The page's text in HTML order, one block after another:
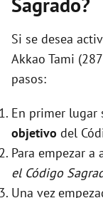
Si se desea
Akkao Tami
pasos:
En primer lugar
objetivo del
Para empezar
el Código
Una vez